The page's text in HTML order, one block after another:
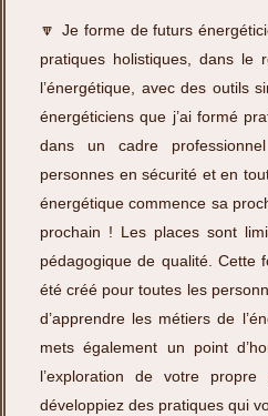
🔽 Je forme de futurs
pratiques holistiques, dans le
l’énergétique, avec des outils
énergéticiens que j’ai formé
dans un cadre
personnes en sécurité et en
énergétique commence sa
prochain ! Les places sont
pédagogique de qualité. Cette
été créé pour toutes les
d’apprendre les métiers de
mets également un point
l’exploration de votre
développiez des pratiques qui